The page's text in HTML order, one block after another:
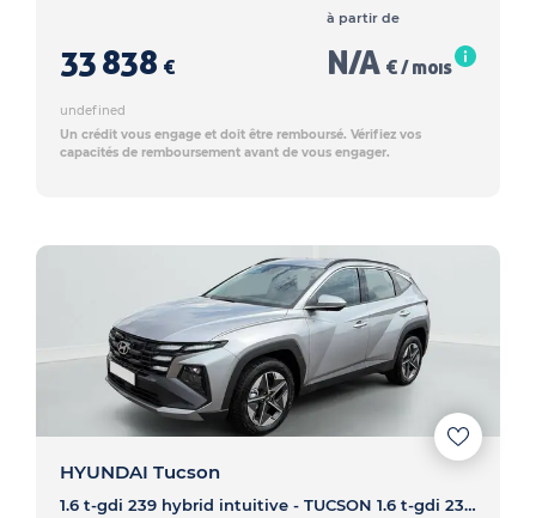
33 838 €
à partir de
N/A € / mois
undefined
Un crédit vous engage et doit être remboursé. Vérifiez vos
capacités de remboursement avant de vous engager.
HYUNDAI Tucson
1.6 t-gdi 239 hybrid intuitive - TUCSON 1.6 t-gdi 239 hybrid intuitive